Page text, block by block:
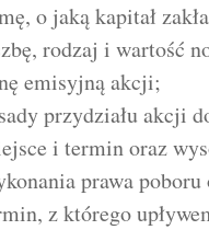
o jaką kapitał
rodzaj i wartość
emisyjną akcji;
przydziału akcji
i termin oraz
prawa
z którego